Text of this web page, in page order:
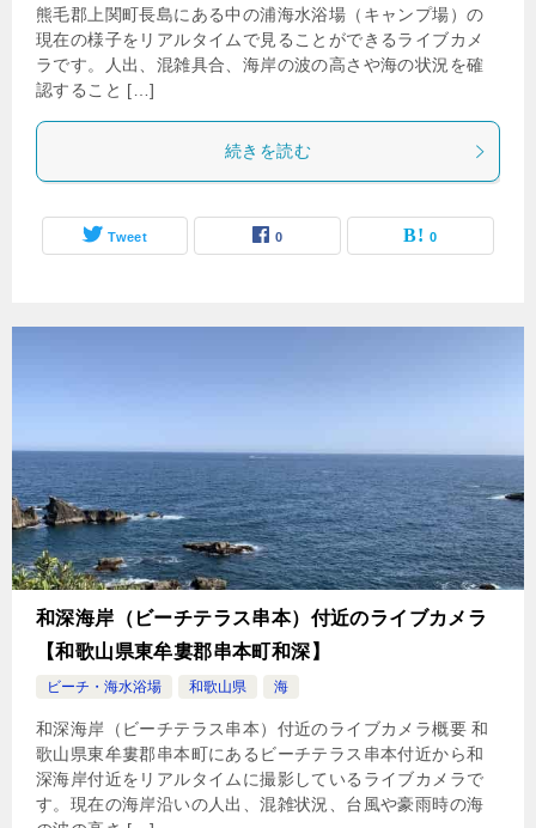
熊毛郡上関町長島にある中の浦海水浴場（キャンプ場）の
現在の様子をリアルタイムで見ることができるライブカメ
ラです。人出、混雑具合、海岸の波の高さや海の状況を確
認すること […]
続きを読む
Tweet 0 0
和深海岸（ビーチテラス串本）付近のライブカメラ
【和歌山県東牟婁郡串本町和深】
ビーチ・海水浴場 和歌山県 海
和深海岸（ビーチテラス串本）付近のライブカメラ概要 和
歌山県東牟婁郡串本町にあるビーチテラス串本付近から和
深海岸付近をリアルタイムに撮影しているライブカメラで
す。現在の海岸沿いの人出、混雑状況、台風や豪雨時の海